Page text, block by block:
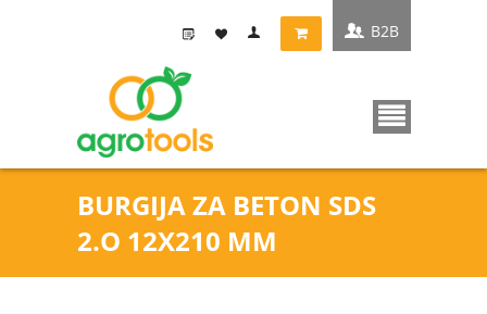
BURGIJA ZA BETON SDS
2.O 12X210 MM
B2B